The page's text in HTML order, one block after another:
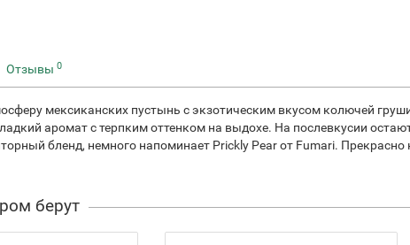
Отзывы 0
мексиканских пустынь с экзотическим вкусом колючей
аромат с терпким оттенком на выдохе. На послевкусии
бленд, немного напоминает Prickly Pear от Fumari.
берут